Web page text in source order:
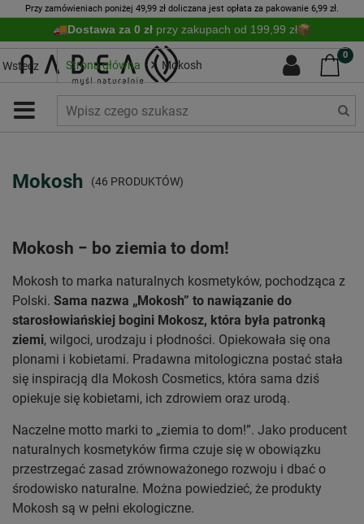
Przy zamówieniach poniżej 49,99 zł doliczana jest opłata za pakowanie 6,99 zł.
Dostawa za 0 zł przy zakupach od 199,99 zł
0
Wstecz Strona główna Mokosh
Mokosh (46 PRODUKTÓW)
Mokosh − bo ziemia to dom!
Mokosh to marka naturalnych kosmetyków, pochodząca z
Polski. Sama nazwa „Mokosh” to nawiązanie do
starosłowiańskiej bogini Mokosz, która była patronką
ziemi, wilgoci, urodzaju i płodności. Opiekowała się ona
plonami i kobietami. Pradawna mitologiczna postać stała
się inspiracją dla Mokosh Cosmetics, która sama dziś
opiekuje się kobietami, ich zdrowiem oraz urodą.
Naczelne motto marki to „ziemia to dom!”. Jako producent
naturalnych kosmetyków firma czuje się w obowiązku
przestrzegać zasad zrównoważonego rozwoju i dbać o
środowisko naturalne. Można powiedzieć, że produkty
Mokosh są w pełni ekologiczne.